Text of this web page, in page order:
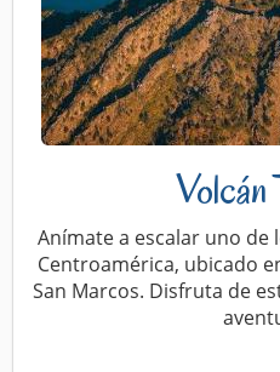
Volcán
Anímate a escalar uno de
Centroamérica, ubicado
San Marcos. Disfruta de